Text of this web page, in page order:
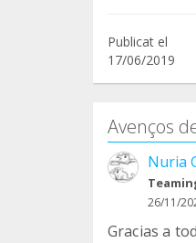
Publicat el
17/06/2019
Avenços
Nuria
26/11/
Gracias a